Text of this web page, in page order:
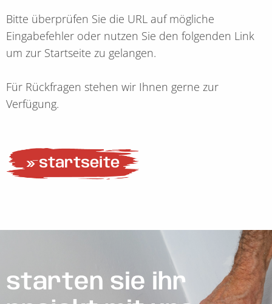
Bitte überprüfen Sie die URL auf mögliche
Eingabefehler oder nutzen Sie den folgenden Link
um zur Startseite zu gelangen.
Für Rückfragen stehen wir Ihnen gerne zur
Verfügung.
» startseite
starten sie ihr